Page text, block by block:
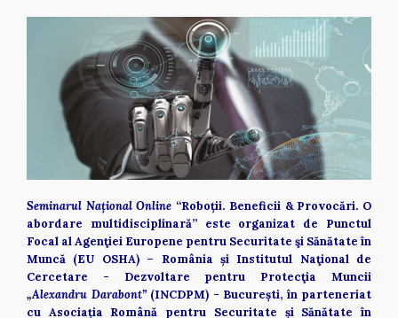
Seminarul Național Online “Roboții. Beneficii & Provocări. O
abordare multidisciplinară” este organizat de Punctul
Focal al Agenţiei Europene pentru Securitate şi Sănătate în
Muncă (EU OSHA) – România și Institutul Naţional de
„Alexandru Darabont” (INCDPM) - București, în parteneriat
cu Asociația Română pentru Securitate și Sănătate în